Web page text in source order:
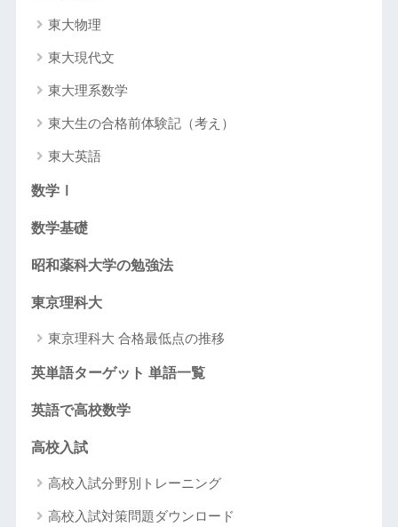
東大物理
東大現代文
東大理系数学
東大生の合格前体験記（考え）
東大英語
数学Ⅰ
数学基礎
昭和薬科大学の勉強法
東京理科大
東京理科大 合格最低点の推移
英単語ターゲット 単語一覧
英語で高校数学
高校入試
高校入試分野別トレーニング
高校入試対策問題ダウンロード